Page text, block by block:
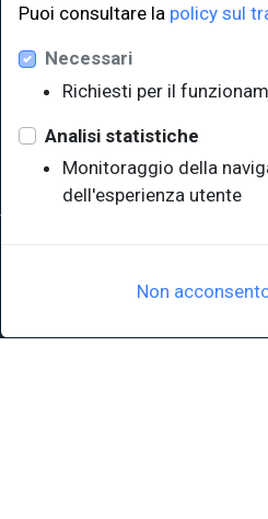
LINK ISTITUZIONALI
Università degli Studi di Trieste
Sistema Bibliotecario di Ateneo
EUT in cifre
P.IVA 00211830328 - C.F.
Puoi consultare la policy sul
Necessari
Richiesti per il
Analisi statistiche
Monitoraggio della
dell'esperienza utente
Non